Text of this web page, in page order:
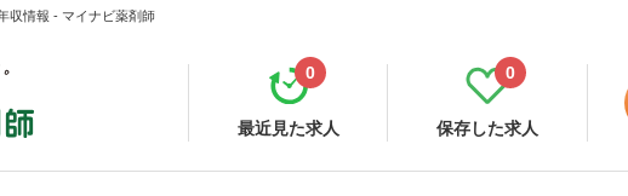
収情報 - マイナビ薬剤師
最近見た求人
0
保存した求人
0